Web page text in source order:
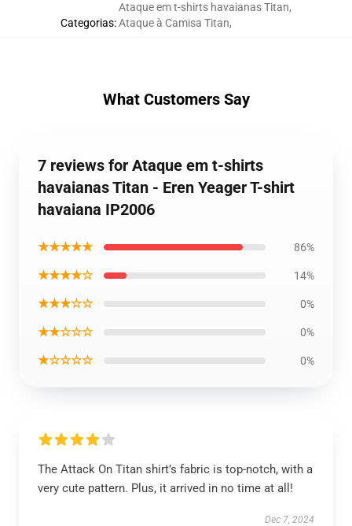
Categorias:
Ataque em t-shirts havaianas Titan,
Ataque à Camisa Titan,
What Customers Say
7 reviews for Ataque em t-shirts
havaianas Titan - Eren Yeager T-shirt
havaiana IP2006
★★★★★ 86%
★★★★☆ 14%
★★★☆☆ 0%
★★☆☆☆ 0%
★☆☆☆☆ 0%
The Attack On Titan shirt’s fabric is top-notch, with a
very cute pattern. Plus, it arrived in no time at all!
Dec 7, 2024